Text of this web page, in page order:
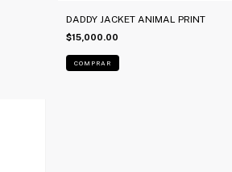
DADDY JACKET ANIMAL PRINT
$15,000.00
COMPRAR